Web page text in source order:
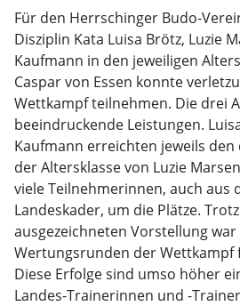
Für den Herrschinger Budo-
Disziplin Kata Luisa Brötz, Luzie
Kaufmann in den jeweiligen
Caspar von Essen konnte
Wettkampf teilnehmen. Die drei
beeindruckende Leistungen.
Kaufmann erreichten jeweils
der Altersklasse von Luzie
viele Teilnehmerinnen, auch aus
Landeskader, um die Plätze.
ausgezeichneten Vorstellung war
Wertungsrunden der Wettkampf
Diese Erfolge sind umso höher
Landes-Trainerinnen und -